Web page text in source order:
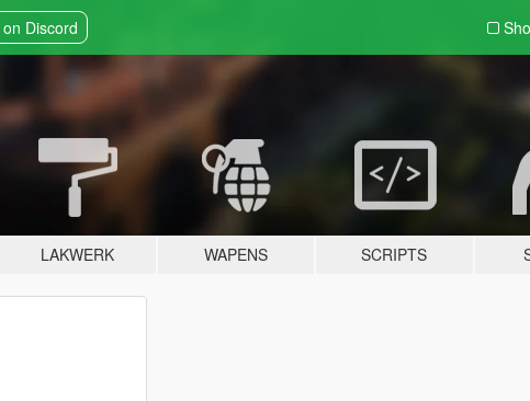
Discord
LAKWERK WAPENS SCRIPTS